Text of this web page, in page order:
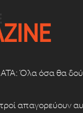
Όλα όσα θα
απαγορεύουν